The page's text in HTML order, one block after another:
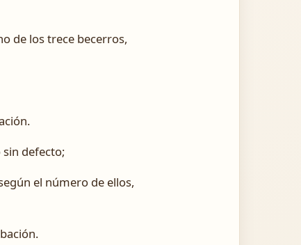
de los trece becerros,
sin defecto;
el número de ellos,